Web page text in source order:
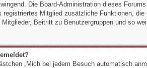
Die Board-Administration dieses
Mitglied zusätzliche Funktionen,
Beitritt zu Benutzergruppen und so
„Mich bei jedem Besuch automatisch